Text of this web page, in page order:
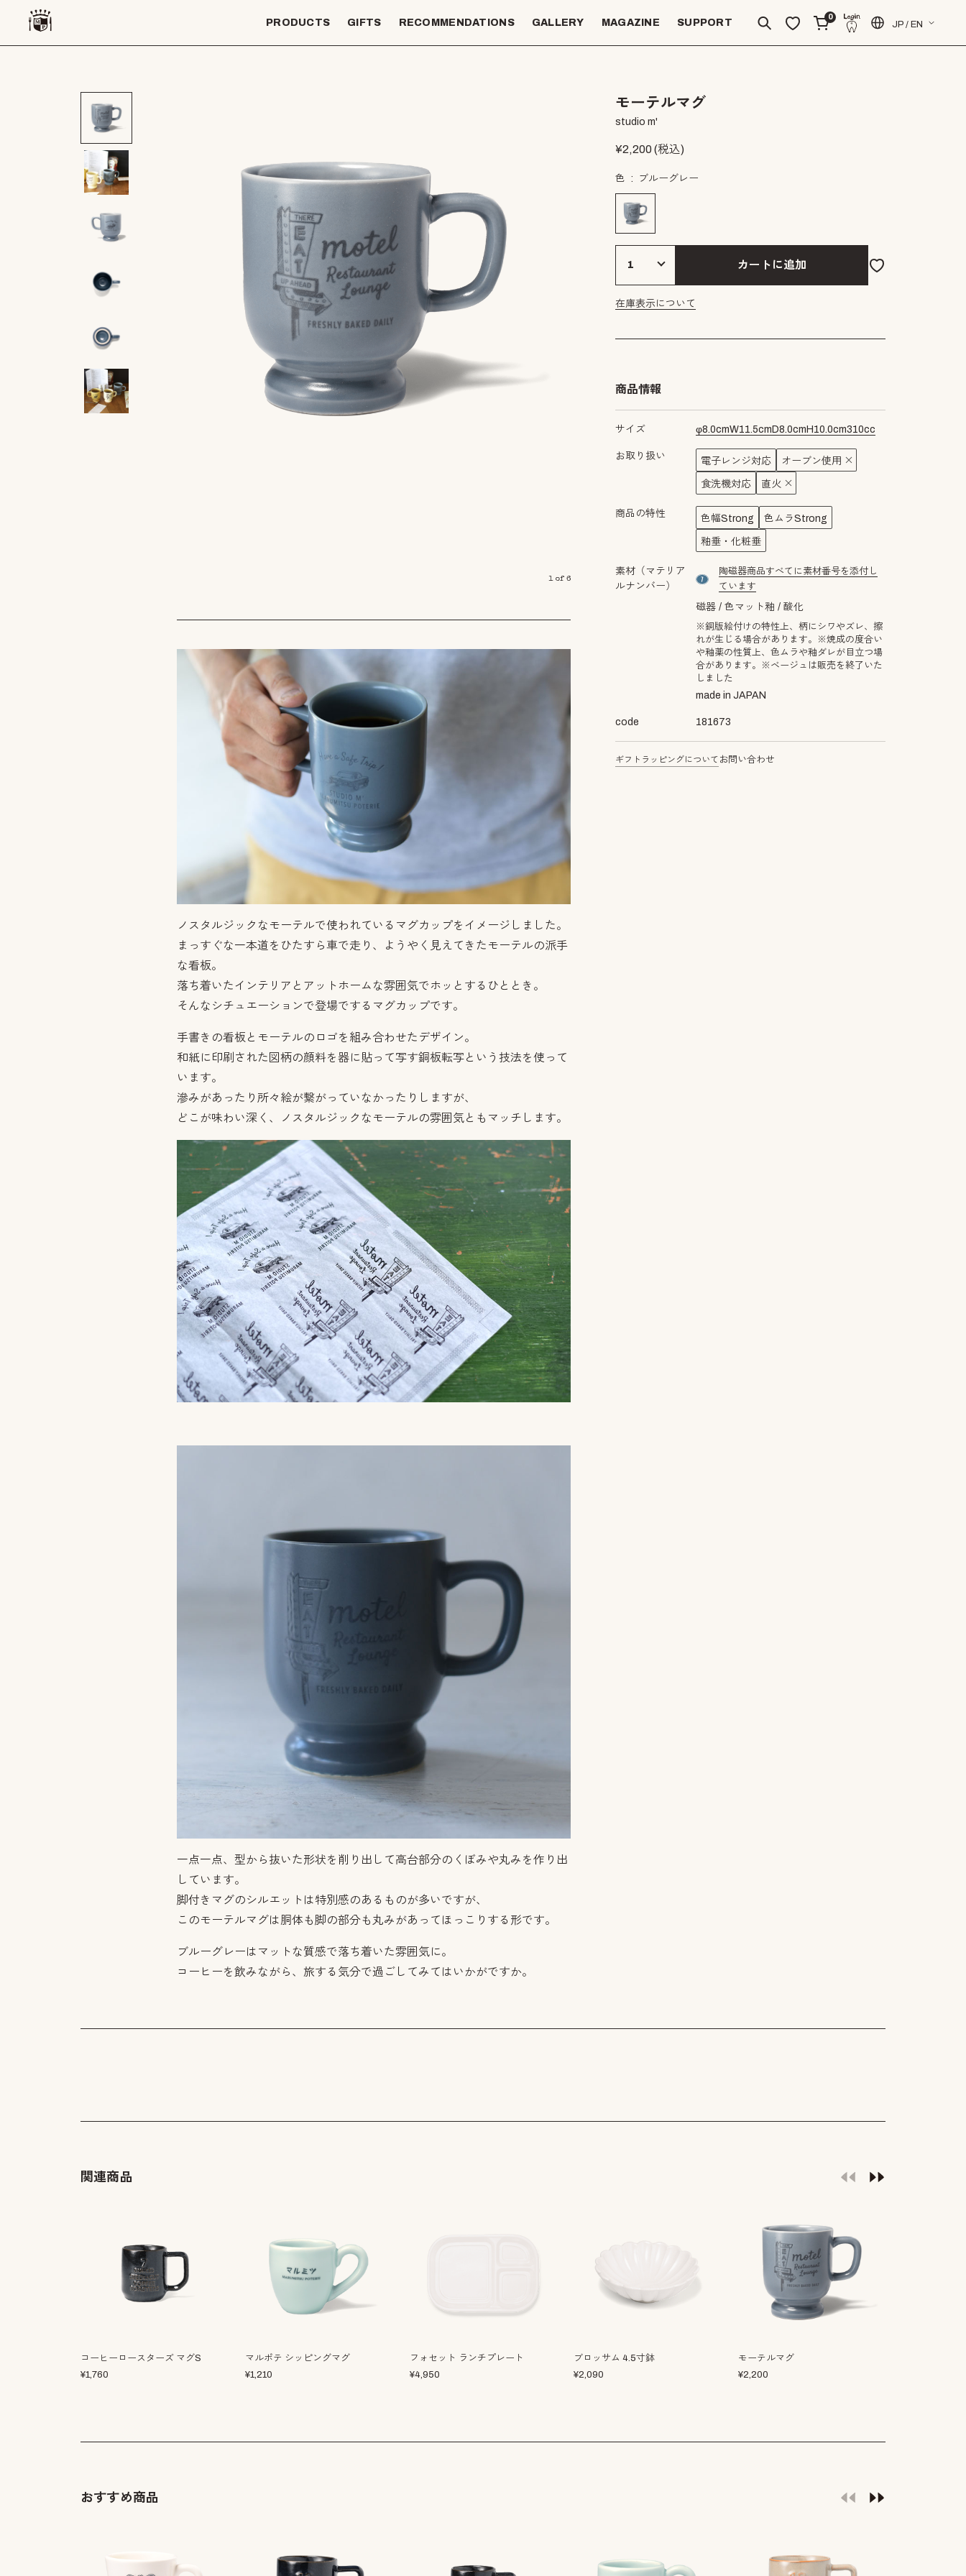
PRODUCTS GIFTS RECOMMENDATIONS GALLERY MAGAZINE SUPPORT
0
JP / EN
1of 6
モーテルマグ
studio m'
¥2,200(税込)
色 ブルーグレー
カートに追加
在庫表示について
商品情報
サイズ φ8.0cmW11.5cm D8.0cm H 10.0cm310cc
お取り扱い 電子レンジ対応 オーブン使用
食洗機対応 直火
商品の特性 色幅Strong 色ムラStrong
釉垂・化粧垂
素材（マテリア
ルナンバー）
material number7
陶磁器商品すべてに素材番号を添付し
ています
磁器 色マット釉 酸化
※銅版絵付けの特性上、柄にシワやズレ、擦
れが生じる場合があります。※焼成の度合い
や釉薬の性質上、色ムラや釉ダレが目立つ場
合があります。※ベージュは販売を終了いた
しました
made in JAPAN
code 181673
ギフトラッピングについて お問い合わせ
ノスタルジックなモーテルで使われているマグカップをイメージしました。
まっすぐな一本道をひたすら車で走り、ようやく見えてきたモーテルの派手
な看板。
落ち着いたインテリアとアットホームな雰囲気でホッとするひととき。
そんなシチュエーションで登場でするマグカップです。
手書きの看板とモーテルのロゴを組み合わせたデザイン。
和紙に印刷された図柄の顔料を器に貼って写す銅板転写という技法を使って
います。
滲みがあったり所々絵が繋がっていなかったりしますが、
どこが味わい深く、ノスタルジックなモーテルの雰囲気ともマッチします。
一点一点、型から抜いた形状を削り出して高台部分のくぼみや丸みを作り出
しています。
脚付きマグのシルエットは特別感のあるものが多いですが、
このモーテルマグは胴体も脚の部分も丸みがあってほっこりする形です。
ブルーグレーはマットな質感で落ち着いた雰囲気に。
コーヒーを飲みながら、旅する気分で過ごしてみてはいかがですか。
関連商品
コーヒーロースターズ マグS
¥1,760
マルポテ シッピングマグ
¥1,210
フォセット ランチプレート
¥4,950
ブロッサム 4.5寸鉢
¥2,090
モーテルマグ
¥2,200
おすすめ商品